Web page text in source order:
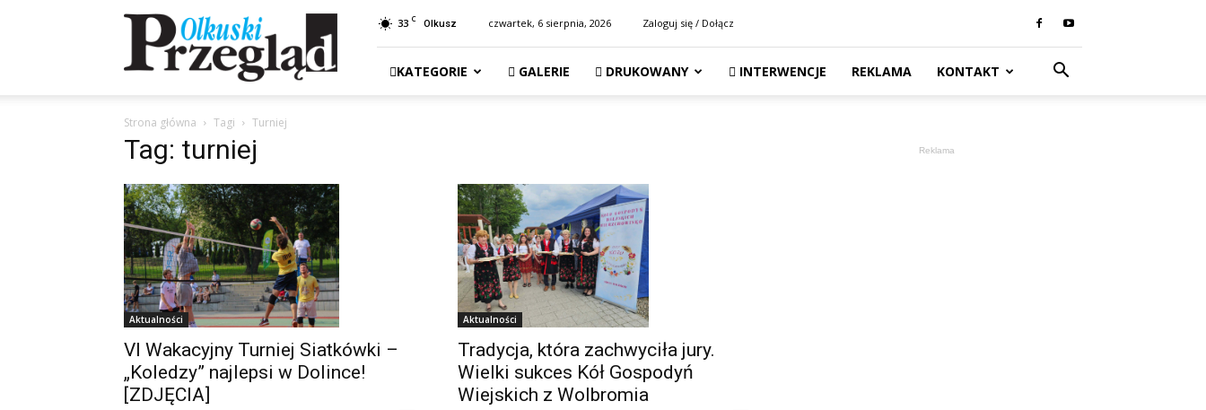
Przegląd
Olkuski
33 C Olkusz czwartek, 6 sierpnia, 2026 Zaloguj się / Dołącz
KATEGORIE GALERIE DRUKOWANY INTERWENCJE REKLAMA KONTAKT
Strona główna Tagi Turniej
Tag: turniej
Aktualności
VI Wakacyjny Turniej Siatkówki –
„Koledzy” najlepsi w Dolince!
[ZDJĘCIA]
Aktualności
Tradycja, która zachwyciła jury.
Wielki sukces Kół Gospodyń
Wiejskich z Wolbromia
Reklama